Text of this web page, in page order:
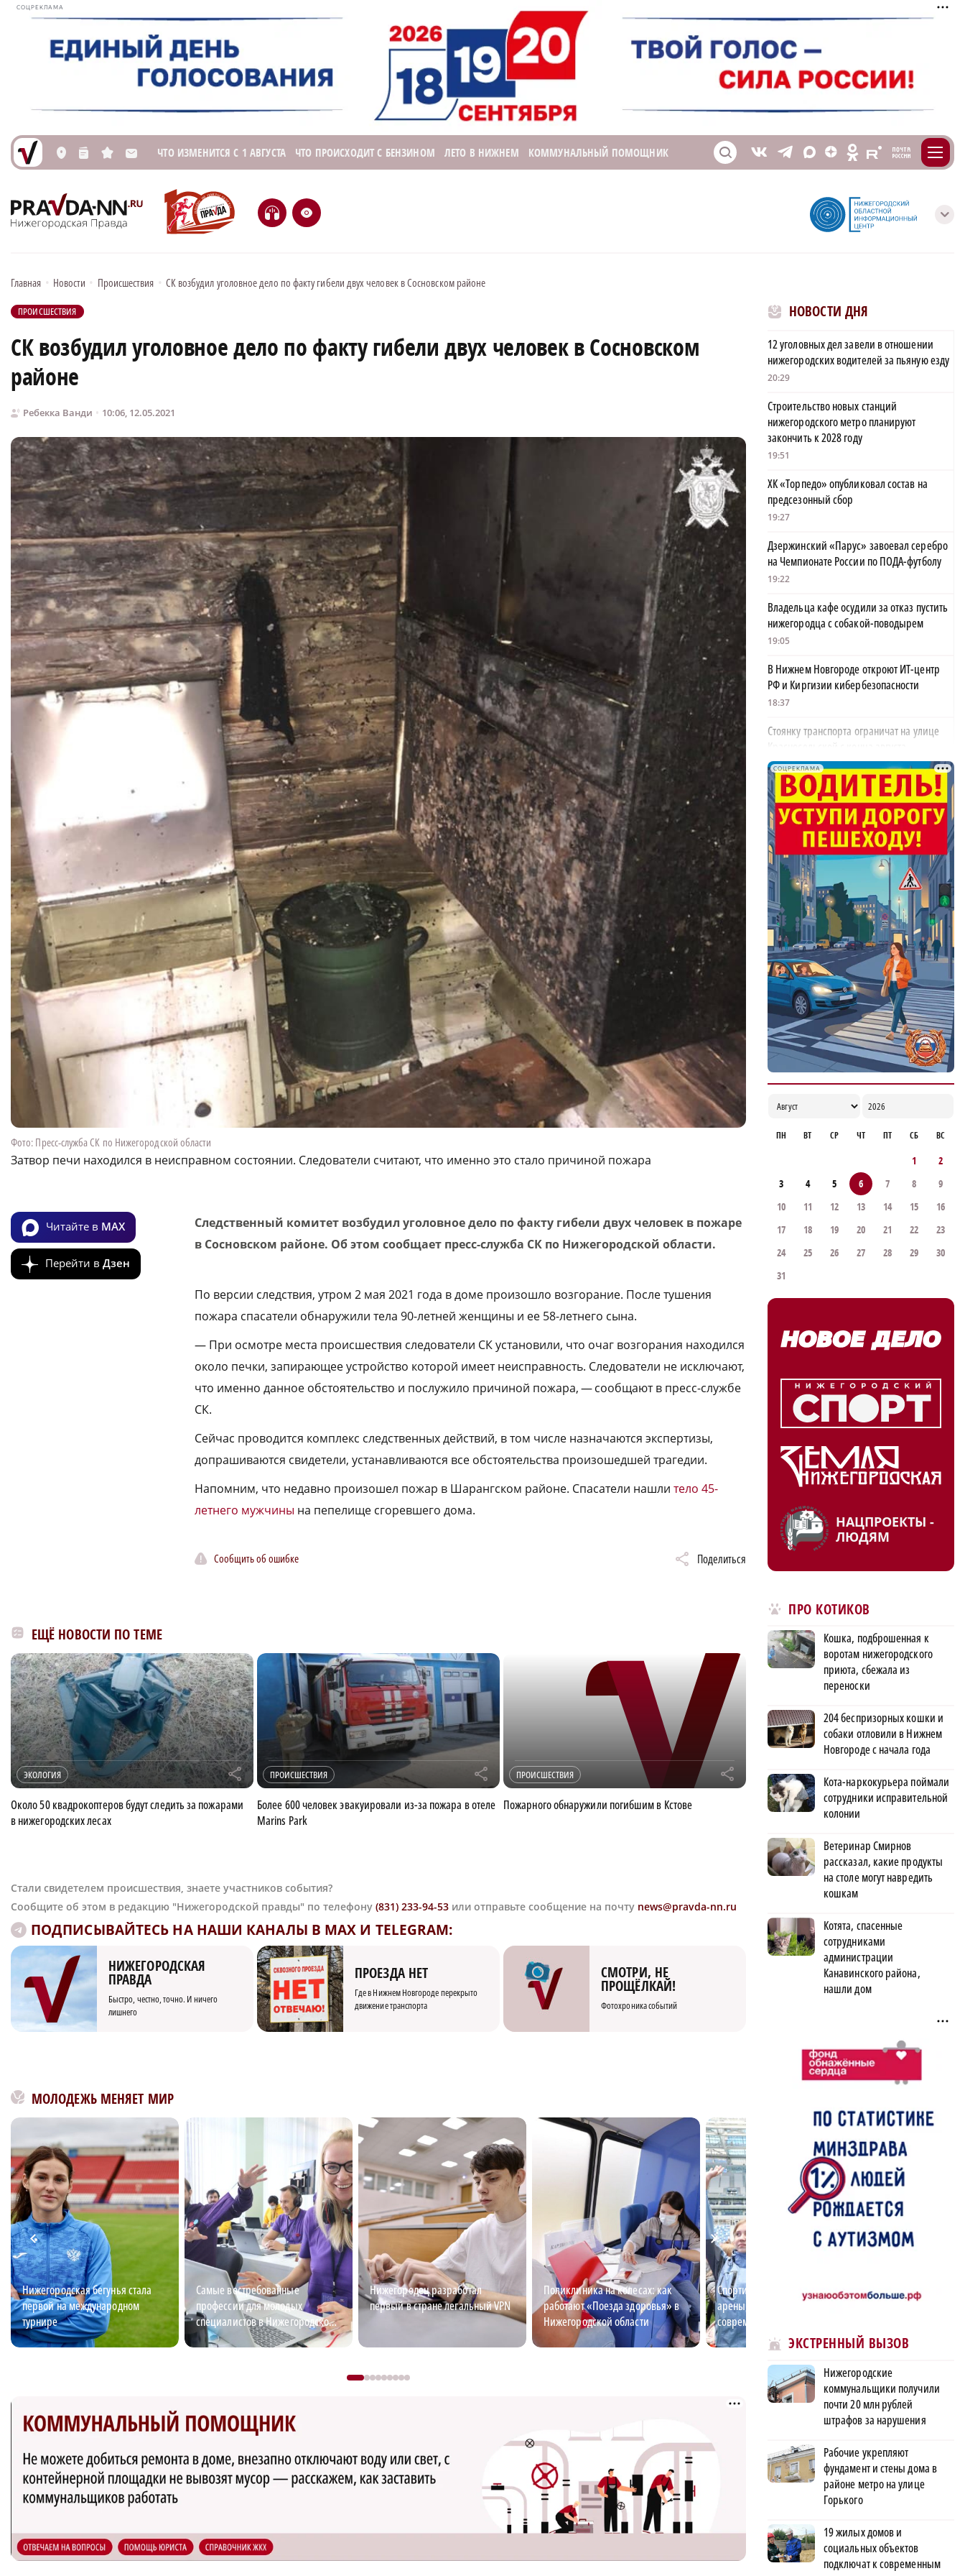
СОЦРЕКЛАМА
L n s M ЧТО ИЗМЕНИТСЯ С 1 АВГУСТА ЧТО ПРОИСХОДИТ С БЕНЗИНОМ ЛЕТО В НИЖНЕМ КОММУНАЛЬНЫЙ ПОМОЩНИК S V T X Z O E m
H e с
Главная • Новости • Происшествия • СК возбудил уголовное дело по факту гибели двух человек в Сосновском районе
ПРОИСШЕСТВИЯ
СК возбудил уголовное дело по факту гибели двух человек в Сосновском
районе
Ребекка Ванди 10:06, 12.05.2021
Фото: Пресс-служба СК по Нижегородской области
Затвор печи находился в неисправном состоянии. Следователи считают, что именно это стало причиной пожара
Читайте в MAX
Перейти в Дзен
Следственный комитет возбудил уголовное дело по факту гибели двух человек в пожаре
в Сосновском районе. Об этом сообщает пресс-служба СК по Нижегородской области.
По версии следствия, утром 2 мая 2021 года в доме произошло возгорание. После тушения
пожара спасатели обнаружили тела 90-летней женщины и ее 58-летнего сына.
— При осмотре места происшествия следователи СК установили, что очаг возгорания находился
около печки, запирающее устройство которой имеет неисправность. Следователи не исключают,
что именно данное обстоятельство и послужило причиной пожара, — сообщают в пресс-службе
СК.
Сейчас проводится комплекс следственных действий, в том числе назначаются экспертизы,
допрашиваются свидетели, устанавливаются все обстоятельства произошедшей трагедии.
Напомним, что недавно произошел пожар в Шарангском районе. Спасатели нашли тело 45-
летнего мужчины на пепелище сгоревшего дома.
Сообщить об ошибке Поделиться
ЕЩЁ НОВОСТИ ПО ТЕМЕ
ЭКОЛОГИЯ r
Около 50 квадрокоптеров будут следить за пожарами
в нижегородских лесах
ПРОИСШЕСТВИЯ r
Более 600 человек эвакуировали из-за пожара в отеле
Marins Park
ПРОИСШЕСТВИЯ r
Пожарного обнаружили погибшим в Кстове
Стали свидетелем происшествия, знаете участников события?
Сообщите об этом в редакцию "Нижегородской правды" по телефону (831) 233-94-53 или отправьте сообщение на почту news@pravda-nn.ru
ПОДПИСЫВАЙТЕСЬ НА НАШИ КАНАЛЫ В MAX И TELEGRAM:
НИЖЕГОРОДСКАЯ
ПРАВДА
Быстро, честно, точно. И ничего
лишнего
ПРОЕЗДА НЕТ
Где в Нижнем Новгороде перекрыто
движение транспорта
СМОТРИ, НЕ
ПРОЩЁЛКАЙ!
Фотохроника событий
МОЛОДЕЖЬ МЕНЯЕТ МИР
Нижегородская бегунья стала
первой на международном
турнире
Самые востребованные
профессии для молодых
специалистов в Нижегородской
области
Нижегородец разработал
первый в стране легальный VPN
Поликлиника на колесах: как
работают «Поезда здоровья» в
Нижегородской области
Спортивный Нижний: ледовые
арены, дворцы спорта,
современные стадионы
От ретро-
объектов:
×
НОВОСТИ ДНЯ
12 уголовных дел завели в отношении
нижегородских водителей за пьяную езду
20:29
Строительство новых станций
нижегородского метро планируют
закончить к 2028 году
19:51
ХК «Торпедо» опубликовал состав на
предсезонный сбор
19:27
Дзержинский «Парус» завоевал серебро
на Чемпионате России по ПОДА-футболу
19:22
Владельца кафе осудили за отказ пустить
нижегородца с собакой-поводырем
19:05
В Нижнем Новгороде откроют ИТ-центр
РФ и Киргизии кибербезопасности
18:37
Стоянку транспорта ограничат на улице
Красносельской с конца августа
18:37
Волонтеры обнаружили заброшенный
дом, в котором живет около 20 собак и
щенков
18:02
В Нижегородской области наградили
более 40 организаций к Дню строителя
17:57
Садыр Жапаров и Глеб Никитин провели
рабочую встречу в Киргизии
17:38
СОЦРЕКЛАМА
ПН ВТ СР ЧТ ПТ СБ ВС
1
2
3
4 5 6 7 8
9
10
11 12 13 14 15
16
17
18 19 20 21 22
23
24
25 26 27 28 29
30
31
НАЦПРОЕКТЫ -
ЛЮДЯМ
ПРО КОТИКОВ
Кошка, подброшенная к
воротам нижегородского
приюта, сбежала из
переноски
204 беспризорных кошки и
собаки отловили в Нижнем
Новгороде с начала года
Кота-наркокурьера поймали
сотрудники исправительной
колонии
Ветеринар Смирнов
рассказал, какие продукты
на столе могут навредить
кошкам
Котята, спасенные
сотрудниками
администрации
Канавинского района,
нашли дом
ЭКСТРЕННЫЙ ВЫЗОВ
Нижегородские
коммунальщики получили
почти 20 млн рублей
штрафов за нарушения
Рабочие укрепляют
фундамент и стены дома в
районе метро на улице
Горького
19 жилых домов и
социальных объектов
подключат к современным